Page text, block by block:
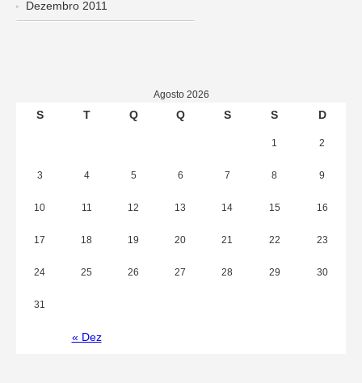
Dezembro 2011
Agosto 2026
S T Q Q S S D
« Dez
1 2
3 4 5 6 7 8 9
10 11 12 13 14 15 16
17 18 19 20 21 22 23
24 25 26 27 28 29 30
31